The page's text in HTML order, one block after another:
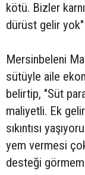
kötü. Bizler
dürüst gelir yok"
Mersinbeleni
sütüyle aile
belirtip, "Süt
maliyetli. Ek
sıkıntısı
yem vermesi
desteği